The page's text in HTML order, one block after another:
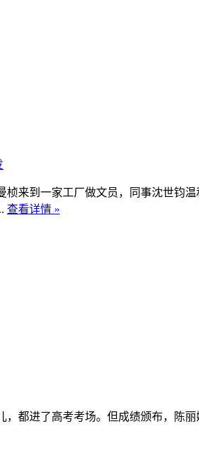
来到一家工厂做文员，同事沈世钧
查看详情 »
都进了高考考场。但成绩颁布，